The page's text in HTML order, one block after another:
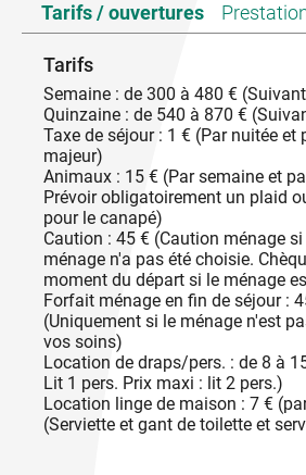
séduire par son charme et son
goûterez la quiétude des lieux le
séjour et serez idéalement situés
découverte des mille et une
Ardèche, ainsi que de la Drôme
proche.
Tarifs / ouvertures
Tarifs
Semaine : de 300 à 480 €
Quinzaine : de 540 à 870 €
Taxe de séjour : 1 € (Par nuitée et
majeur)
Animaux : 15 € (Par semaine et
Prévoir obligatoirement un plaid
pour le canapé)
Caution : 45 € (Caution ménage
ménage n'a pas été choisie.
moment du départ si le ménage
Forfait ménage en fin de séjour :
(Uniquement si le ménage n'est
vos soins)
Location de draps/pers. : de 8 à
Lit 1 pers. Prix maxi : lit 2 pers.)
Location linge de maison : 7 €
(Serviette et gant de toilette et